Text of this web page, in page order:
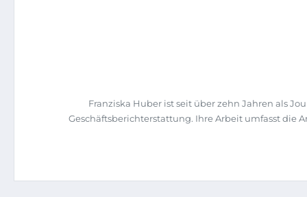
Franziska Huber ist seit über zehn Jahren als
Geschäftsberichterstattung. Ihre Arbeit umfasst